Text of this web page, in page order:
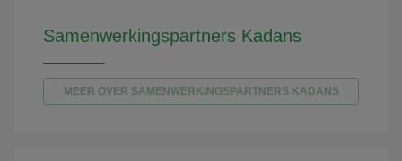
Samenwerkingspartners Kadans
MEER OVER SAMENWERKINGSPARTNERS KADANS